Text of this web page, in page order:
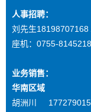
人事招聘：
刘先生
座机：0755-
业务销售：
华南区域
胡洲川